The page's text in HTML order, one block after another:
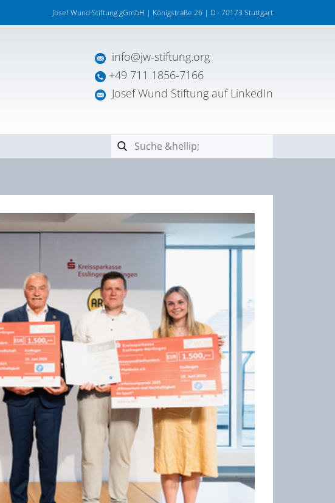
Josef Wund Stiftung gGmbH | Königstraße 26 | D - 70173 Stuttgart
info@jw-stiftung.org
+49 711 1856-7166
Josef Wund Stiftung auf LinkedIn